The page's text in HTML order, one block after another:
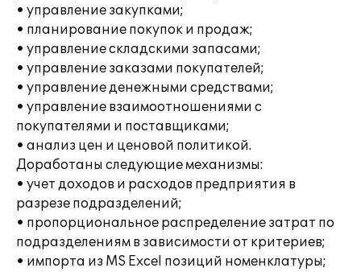
• управление закупками;
• планирование покупок и продаж;
• управление складскими запасами;
• управление заказами покупателей;
• управление денежными средствами;
• управление взаимоотношениями с
покупателями и поставщиками;
• анализ цен и ценовой политикой.
Доработаны следующие механизмы:
• учет доходов и расходов предприятия в
разрезе подразделений;
• пропорциональное распределение затрат по
подразделениям в зависимости от критериев;
• импорта из MS Excel позиций номенклатуры;